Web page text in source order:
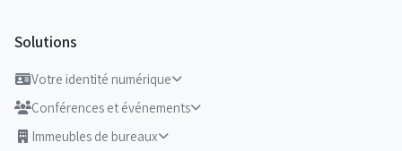
Solutions
Votre identité numérique
Conférences et événements
Immeubles de bureaux